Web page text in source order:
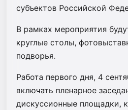
субъектов Российской
В рамках мероприятия
круглые столы,
подворья.
Работа первого дня, 4
включать пленарное
дискуссионные площадки,